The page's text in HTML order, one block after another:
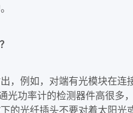
，例如，对端有光模块在
光功率计的检测器件高很
的光纤插头不要对着太阳